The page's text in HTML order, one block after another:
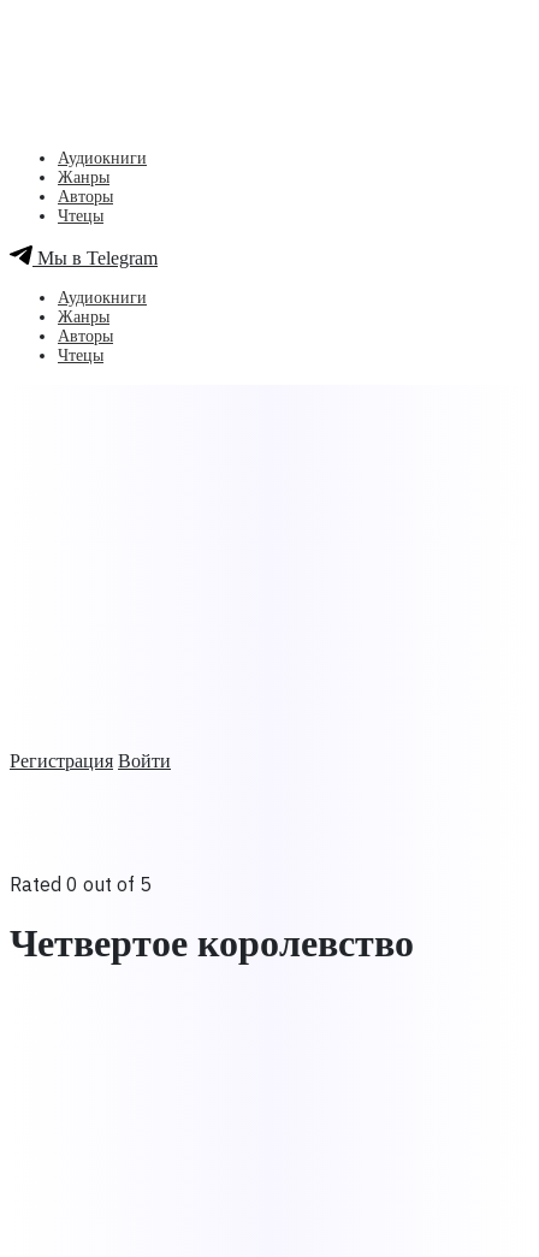
Регистрация Войти
Аудиокниги
Жанры
Авторы
Чтецы
Мы в Telegram
Аудиокниги
Жанры
Авторы
Чтецы
Rated 0 out of 5
Четвертое королевство